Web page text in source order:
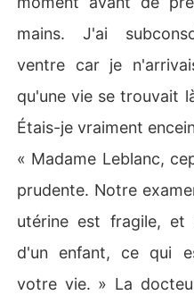
Les mots de l'avocat
transperçait le cœur,
De toute façon, je ne
que ce soit à voir avec lui
une belle vie avec mes
Après le départ de
ans le silence. J'ai posé
mes enfants : "Bébé, je
s t'offrir une famille
erai de mon mieux pour te
d'un père."
'Quant à en donner un de
ais. Ce sont mes bébés et
mains. J'ai
ventre car je
qu'une vie se trouvait
Étais-je vraiment
« Madame Leblanc,
prudente. Notre
utérine est fragile, et
d'un enfant, ce qui
votre vie. » La